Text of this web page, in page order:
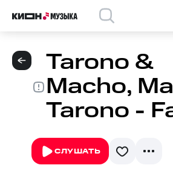
Tarono &
Macho,
Tarono -
СЛУШАТЬ